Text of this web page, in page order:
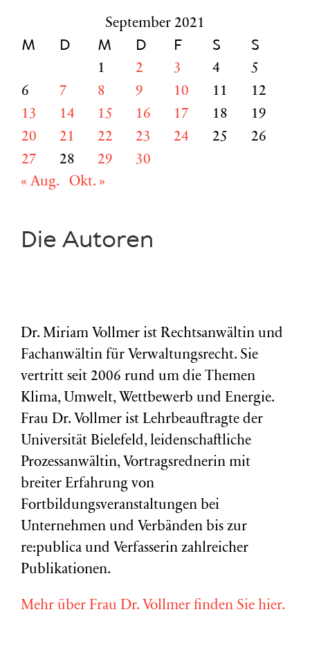
September 2021
M D M D F S S
1 2 3 4
5
6
7 8 9 10 11
12
13
14 15 16 17 18
19
20
21 22 23 24 25
26
27
28 29
30
« Aug.
Okt. »
Die Autoren
Dr. Miriam Vollmer ist Rechtsanwältin und
Fachanwältin für Verwaltungsrecht. Sie
vertritt seit 2006 rund um die Themen
Klima, Umwelt, Wettbewerb und Energie.
Frau Dr. Vollmer ist Lehrbeauftragte der
Universität Bielefeld, leidenschaftliche
Prozessanwältin, Vortragsrednerin mit
breiter Erfahrung von
Fortbildungsveranstaltungen bei
Unternehmen und Verbänden bis zur
re:publica und Verfasserin zahlreicher
Publikationen.
Mehr über Frau Dr. Vollmer finden Sie hier.